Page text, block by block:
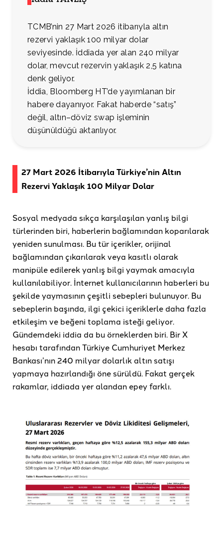
TCMB’nin 27 Mart 2026 itibarıyla altın
rezervi yaklaşık 100 milyar dolar
seviyesinde. İddiada yer alan 240 milyar
dolar, mevcut rezervin yaklaşık 2,5 katına
denk geliyor.
İddia, Bloomberg HT’de yayımlanan bir
habere dayanıyor. Fakat haberde “satış”
değil, altın–döviz swap işleminin
düşünüldüğü aktarılıyor.
27 Mart 2026 İtibarıyla Türkiye’nin Altın
Rezervi Yaklaşık 100 Milyar Dolar
Sosyal medyada sıkça karşılaşılan yanlış bilgi
türlerinden biri, haberlerin bağlamından koparılarak
yeniden sunulması. Bu tür içerikler, orijinal
bağlamından çıkarılarak veya kasıtlı olarak
manipüle edilerek yanlış bilgi yaymak amacıyla
kullanılabiliyor. İnternet kullanıcılarının haberleri bu
şekilde yaymasının çeşitli sebepleri bulunuyor. Bu
sebeplerin başında, ilgi çekici içeriklerle daha fazla
etkileşim ve beğeni toplama isteği geliyor.
Gündemdeki iddia da bu örneklerden biri. Bir X
hesabı tarafından Türkiye Cumhuriyet Merkez
Bankası’nın 240 milyar dolarlık altın satışı
yapmaya hazırlandığı öne sürüldü. Fakat gerçek
rakamlar, iddiada yer alandan epey farklı.